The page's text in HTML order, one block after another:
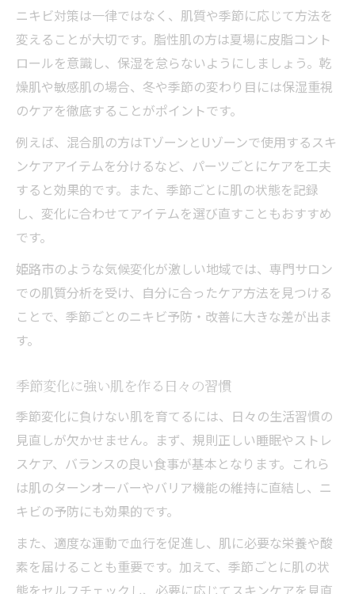
ニキビ対策は一律ではなく、肌質や季節に応じて方法を
変えることが大切です。脂性肌の方は夏場に皮脂コント
ロールを意識し、保湿を怠らないようにしましょう。乾
燥肌や敏感肌の場合、冬や季節の変わり目には保湿重視
のケアを徹底することがポイントです。
例えば、混合肌の方はTゾーンとUゾーンで使用するスキ
ンケアアイテムを分けるなど、パーツごとにケアを工夫
すると効果的です。また、季節ごとに肌の状態を記録
し、変化に合わせてアイテムを選び直すこともおすすめ
です。
姫路市のような気候変化が激しい地域では、専門サロン
での肌質分析を受け、自分に合ったケア方法を見つける
ことで、季節ごとのニキビ予防・改善に大きな差が出ま
す。
季節変化に強い肌を作る日々の習慣
季節変化に負けない肌を育てるには、日々の生活習慣の
見直しが欠かせません。まず、規則正しい睡眠やストレ
スケア、バランスの良い食事が基本となります。これら
は肌のターンオーバーやバリア機能の維持に直結し、ニ
キビの予防にも効果的です。
また、適度な運動で血行を促進し、肌に必要な栄養や酸
素を届けることも重要です。加えて、季節ごとに肌の状
態をセルフチェックし、必要に応じてスキンケアを見直